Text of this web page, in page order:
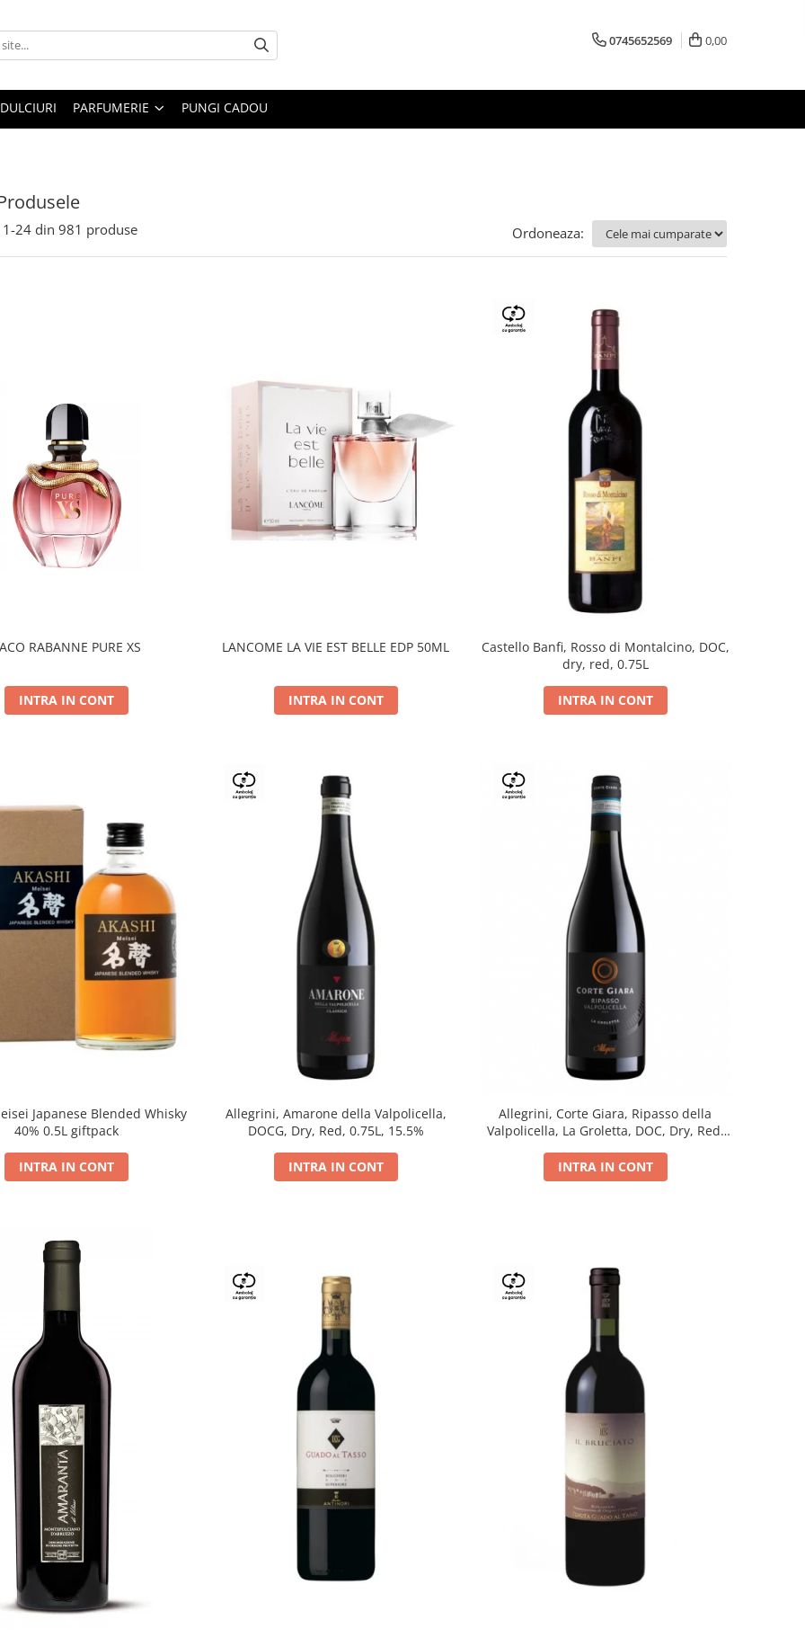
0745652569 0,00
DULCIURI PARFUMERIE PUNGI CADOU
1-24 din 981 produse Ordoneaza:
RABANNE PURE XS
INTRA IN CONT
LANCOME LA VIE EST BELLE EDP 50ML
INTRA IN CONT
Castello Banfi, Rosso di Montalcino, DOC,
dry, red, 0.75L
INTRA IN CONT
Japanese Blended Whisky
40% 0.5L giftpack
INTRA IN CONT
Allegrini, Amarone della Valpolicella,
DOCG, Dry, Red, 0.75L, 15.5%
INTRA IN CONT
Allegrini, Corte Giara, Ripasso della
Valpolicella, La Groletta, DOC, Dry, Red,
INTRA IN CONT